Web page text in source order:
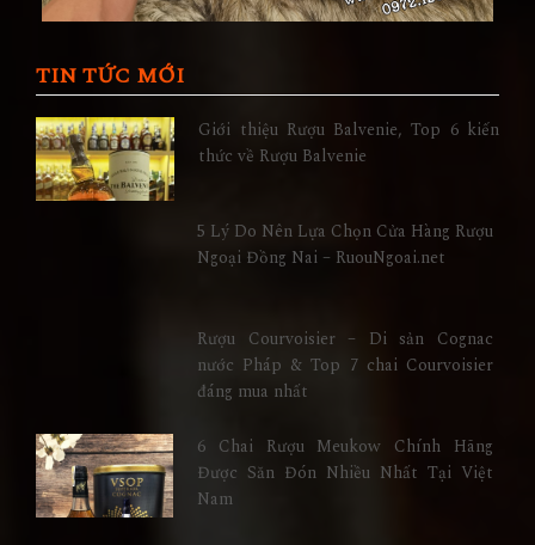
TIN TỨC MỚI
Giới thiệu Rượu Balvenie, Top 6 kiến
thức về Rượu Balvenie
5 Lý Do Nên Lựa Chọn Cửa Hàng Rượu
Ngoại Đồng Nai – RuouNgoai.net
Rượu Courvoisier – Di sản Cognac
nước Pháp & Top 7 chai Courvoisier
đáng mua nhất
6 Chai Rượu Meukow Chính Hãng
Được Săn Đón Nhiều Nhất Tại Việt
Nam